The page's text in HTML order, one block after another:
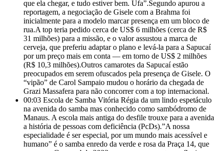
que ela chegar, e tudo estiver bem. Ufa”.Segundo apurou a
reportagem, a negociação de Gisele com a Brahma foi
inicialmente para a modelo marcar presença em um bloco de
rua.A top teria pedido cerca de US$ 6 milhões (cerca de R$
31 milhões) para a missão, e o valor assustou a marca de
cerveja, que preferiu adaptar o plano e levá-la para a Sapucaí
por um preço mais em conta — em torno de US$ 2 milhões
(R$ 10,3 milhões).Outros camarotes da Sapucaí estão
preocupados em serem ofuscados pela presença de Gisele. O
“vipão” de Carol Sampaio mudou o horário da chegada de
Grazi Massafera para não concorrer com a top internacional.
00:03 Escola de Samba Vitória Régia da um lindo espetáculo
na avenida do samba mas conhecido como sambódromo de
Manaus. A escola mais antiga do desfile trouxe para a avenida
a história de pessoas com deficiência (PcDs).”A nossa
especialidade é ser especial, por um mundo mais acessível e
humano” é o samba enredo da verde e rosa da Praça 14, que